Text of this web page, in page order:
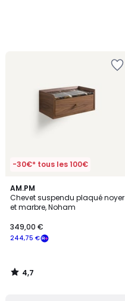
-30€* tous les 100€
AM.PM
Chevet suspendu plaqué noyer
et marbre, Noham
244,75 €
349,00 €
4,7
/ 5
4,7
/